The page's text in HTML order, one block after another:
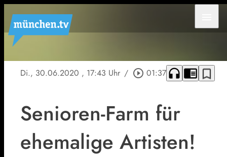
Di., 30.06.2020 , 17:43 Uhr / play_circle_outline 01:37 headphones chrome_reader_mode bookmark_border
Senioren-Farm für
ehemalige Artisten!